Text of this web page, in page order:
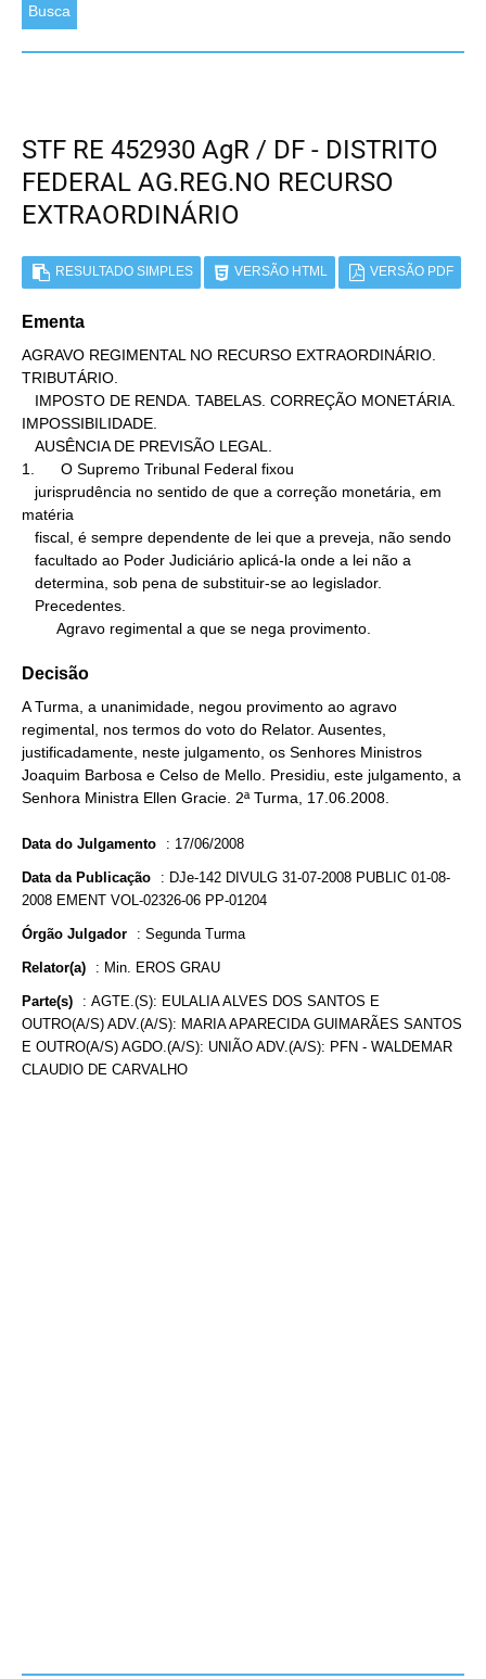
Busca
STF RE 452930 AgR / DF - DISTRITO
FEDERAL AG.REG.NO RECURSO
EXTRAORDINÁRIO
RESULTADO SIMPLES VERSÃO HTML VERSÃO PDF
Ementa
AGRAVO REGIMENTAL NO RECURSO EXTRAORDINÁRIO.
TRIBUTÁRIO.
IMPOSSIBILIDADE.
1.      O Supremo Tribunal Federal fixou
matéria
        Agravo regimental a que se nega provimento.
Decisão
A Turma, a unanimidade, negou provimento ao agravo
regimental, nos termos do voto do Relator. Ausentes,
justificadamente, neste julgamento, os Senhores Ministros
Joaquim Barbosa e Celso de Mello. Presidiu, este julgamento, a
Senhora Ministra Ellen Gracie. 2ª Turma, 17.06.2008.
Data do Julgamento : 17/06/2008
Data da Publicação : DJe-142 DIVULG 31-07-2008 PUBLIC 01-08-
2008 EMENT VOL-02326-06 PP-01204
Órgão Julgador : Segunda Turma
Relator(a) : Min. EROS GRAU
Parte(s) : AGTE.(S): EULALIA ALVES DOS SANTOS E
OUTRO(A/S) ADV.(A/S): MARIA APARECIDA GUIMARÃES SANTOS
E OUTRO(A/S) AGDO.(A/S): UNIÃO ADV.(A/S): PFN - WALDEMAR
CLAUDIO DE CARVALHO